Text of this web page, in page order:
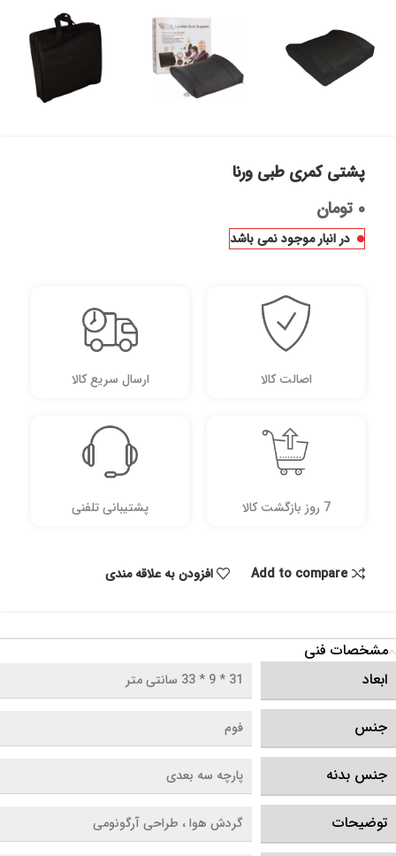
پشتی کمری طبی ورنا
۰ تومان
در انبار موجود نمی باشد
اصالت کالا ارسال سریع کالا
7 روز بازگشت کالا پشتیبانی تلفنی
Add to compare افزودن به علاقه مندی
مشخصات فنی
ابعاد
31 * 9 * 33 سانتی متر
جنس فوم
جنس بدنه پارچه سه بعدی
توضیحات گردش هوا ، طراحی آرگونومی